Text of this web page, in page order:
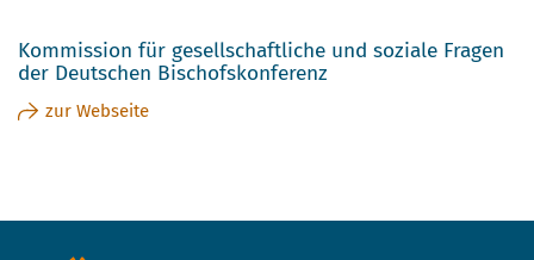
Kommission für gesellschaftliche und soziale Fragen
der Deutschen Bischofskonferenz
zur Webseite